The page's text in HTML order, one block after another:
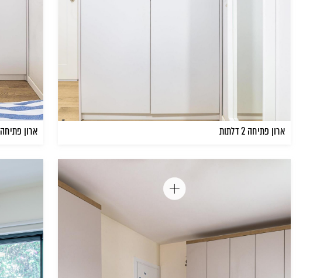
ארון פתיחה 2 דלתות ארון פתיחה 3 דלתות משולב מגירות